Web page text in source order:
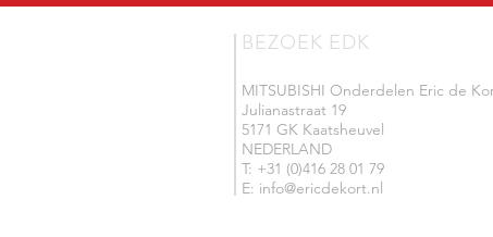
BEZOEK EDK
MITSUBISHI Onderdelen Eric de
Julianastraat 19
5171 GK Kaatsheuvel
NEDERLAND
T: +31 (0)416 28 01 79
E: info@ericdekort.nl